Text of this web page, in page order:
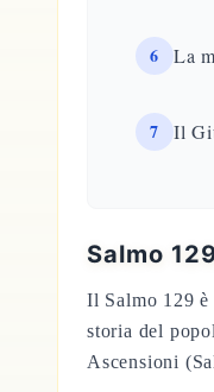
6 La
7 Il
Salmo
Il Salmo 129
storia del
Ascensioni